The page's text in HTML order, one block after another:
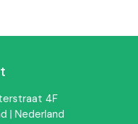
goede
4F
| Nederland